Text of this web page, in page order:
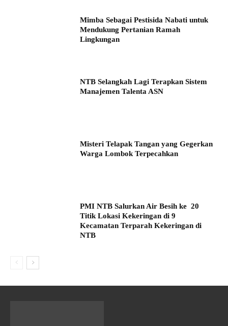
Mimba Sebagai Pestisida Nabati untuk
Mendukung Pertanian Ramah
Lingkungan
NTB Selangkah Lagi Terapkan Sistem
Manajemen Talenta ASN
Misteri Telapak Tangan yang Gegerkan
Warga Lombok Terpecahkan
PMI NTB Salurkan Air Besih ke 20
Titik Lokasi Kekeringan di 9
Kecamatan Terparah Kekeringan di
NTB